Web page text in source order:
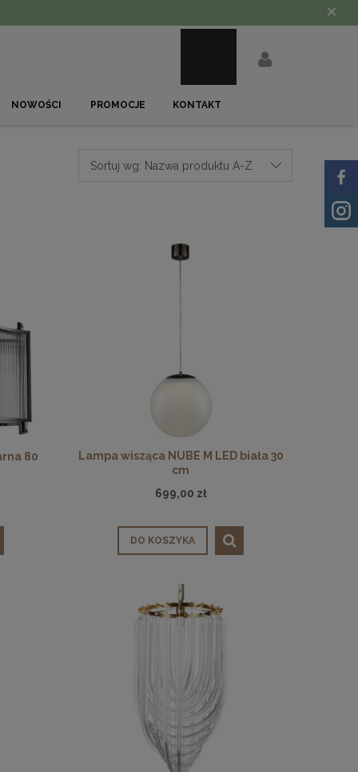
×
NOWOŚCI PROMOCJE KONTAKT
Sortuj wg: Nazwa produktu A-Z
80
Lampa wisząca NUBE M LED biała 30
cm
699,00 zł
DO KOSZYKA